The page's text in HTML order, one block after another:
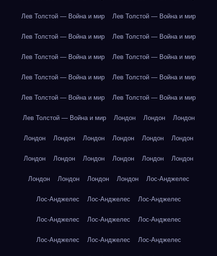
Лев Толстой — Война и мир Лев Толстой — Война и мир
Лев Толстой — Война и мир Лев Толстой — Война и мир
Лев Толстой — Война и мир Лев Толстой — Война и мир
Лев Толстой — Война и мир Лев Толстой — Война и мир
Лев Толстой — Война и мир Лев Толстой — Война и мир
Лев Толстой — Война и мир Лондон Лондон Лондон
Лондон Лондон Лондон Лондон Лондон Лондон
Лондон Лондон Лондон Лондон Лондон Лондон
Лондон Лондон Лондон Лондон Лос-Анджелес
Лос-Анджелес Лос-Анджелес Лос-Анджелес
Лос-Анджелес Лос-Анджелес Лос-Анджелес
Лос-Анджелес Лос-Анджелес Лос-Анджелес